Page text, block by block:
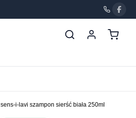
sens-i-lavi szampon sierść biała 250ml